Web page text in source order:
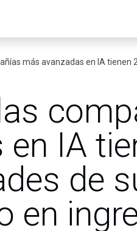
en IA tienen 2,5 veces más probabilidades de
en IA
de
en